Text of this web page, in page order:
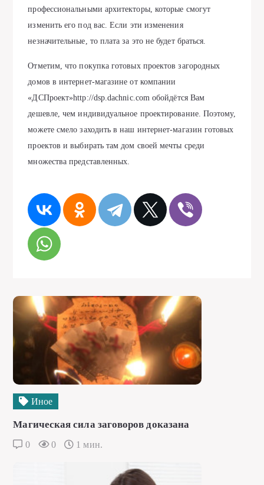
профессиональными архитекторы, которые смогут
изменить его под вас. Если эти изменения
незначительные, то плата за это не будет браться.
Отметим, что покупка готовых проектов загородных
домов в интернет-магазине от компании
«ДСПроект»http://dsp.dachnic.com обойдётся Вам
дешевле, чем индивидуальное проектирование. Поэтому,
можете смело заходить в наш интернет-магазин готовых
проектов и выбирать там дом своей мечты среди
множества представленных.
Иное
Магическая сила заговоров доказана
0 0 1 мин.